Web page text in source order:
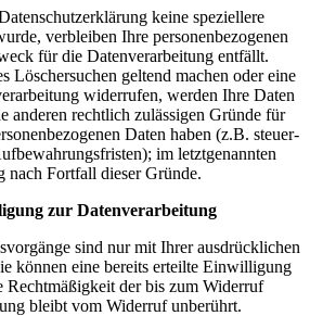
keine speziellere
verbleiben Ihre personenbezogenen
für die Datenverarbeitung entfällt.
Löschersuchen geltend machen oder eine
widerrufen, werden Ihre Daten
anderen rechtlich zulässigen Gründe für
Daten haben (z.B. steuer-
im letztgenannten
nach Fortfall dieser Gründe.
zur Datenverarbeitung
sind nur mit Ihrer ausdrücklichen
können eine bereits erteilte Einwilligung
der bis zum Widerruf
bleibt vom Widerruf unberührt.